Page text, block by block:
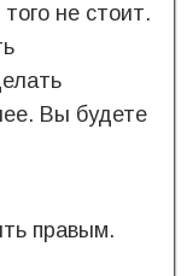
не стоит.
Вы будете
правым.